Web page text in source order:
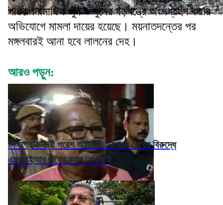
পরিকল্পনামাফিক খুন ও খুনের ষড়যন্ত্রে অংশগ্রহণ করার
অভিযোগে মামলা দায়ের হয়েছে। ময়নাতদন্তের পর
মঙ্গলবারই আনা হবে লালনের দেহ।
আরও পড়ুন:
শিক্ষাপ্রতিমন্ত্রী পরেশ অধিকারী সহ তার মেয়ের বিরুদ্ধে
এফআইআর দায়ের করল সিবিআই